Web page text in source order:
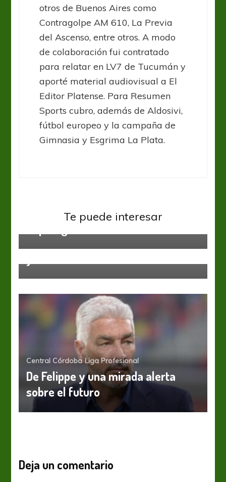
otros de Buenos Aires como
Contragolpe AM 610, La Previa
del Ascenso, entre otros. A modo
de colaboración fui contratado
para relatar en LV7 de Tucumán y
aporté material audiovisual a El
Editor Platense. Para Resumen
Sports cubro, además de Aldosivi,
fútbol europeo y la campaña de
Gimnasia y Esgrima La Plata.
Te puede interesar
Tigre define su permanencia en la
Central Córdoba Liga Profesional
De Felippe y una mirada alerta
sobre el futuro
Deja un comentario